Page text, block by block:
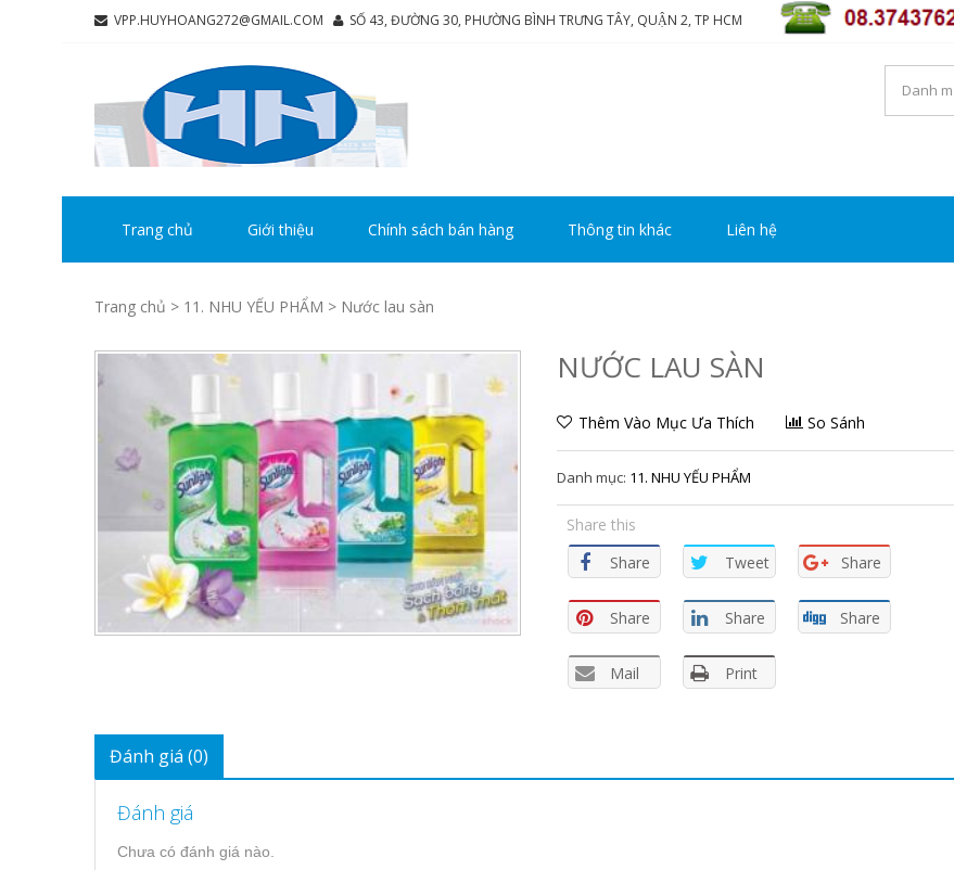
Skip
Skip
VPP.HUYHOANG272@GMAIL.COM SỐ 43, ĐƯỜNG 30, PHƯỜNG BÌNH TRƯNG TÂY, QUẬN 2, TP HCM
Trang chủ Giới thiệu Chính sách bán hàng Thông tin khác Liên hệ
Trang chủ > 11. NHU YẾU PHẨM > Nước lau sàn
NƯỚC LAU SÀN
Thêm Vào Mục Ưa Thích So Sánh
Danh mục: 11. NHU YẾU PHẨM
Share this
Share
Tweet Share
Share Share Share
Mail Print
Đánh giá (0)
Đánh giá
Chưa có đánh giá nào.